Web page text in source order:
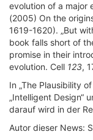
evolution of a major
(2005) On the
1619-1620). „But
book falls short of
promise in their
evolution. Cell 123,
In „The Plausibility
„Intelligent Design“
darauf wird in der
Autor dieser News: